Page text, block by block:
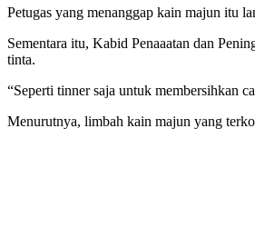
Petugas yang menanggap kain majun itu
Sementara itu, Kabid Penaaatan dan
tinta.
“Seperti tinner saja untuk membersihkan
Menurutnya, limbah kain majun yang